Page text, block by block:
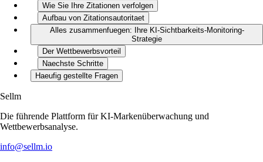
Wie Sie Ihre Zitationen verfolgen
Aufbau von Zitationsautoritaet
Alles zusammenfuegen: Ihre KI-Sichtbarkeits-Monitoring-
Strategie
Der Wettbewerbsvorteil
Naechste Schritte
Haeufig gestellte Fragen
Sellm
Die führende Plattform für KI-Markenüberwachung und
Wettbewerbsanalyse.
info@sellm.io